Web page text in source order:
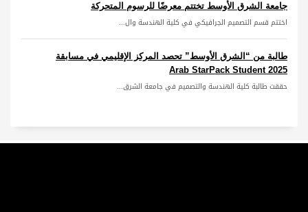
جامعة الشرق الأوسط تختتم معرضًا للرسوم المتحركة
اختتم قسم التصميم الجرافيكي في كلية الهندسة وال...
طالبة من “الشرق الأوسط” تحصد المركز الإقليمي في مسابقة
Arab StarPack Student 2025
حققت طالبة كلية الهندسة والتصميم في جامعة الشرق...